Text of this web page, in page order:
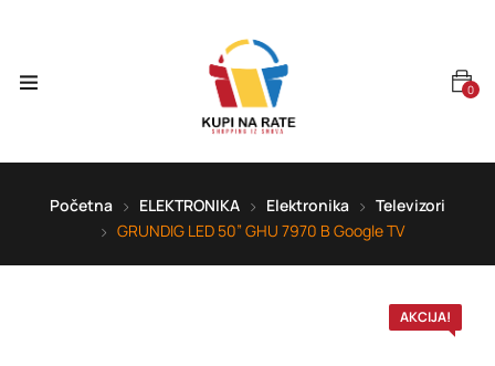
0
Početna ELEKTRONIKA Elektronika
Televizori
GRUNDIG LED 50” GHU 7970 B Google TV
AKCIJA!